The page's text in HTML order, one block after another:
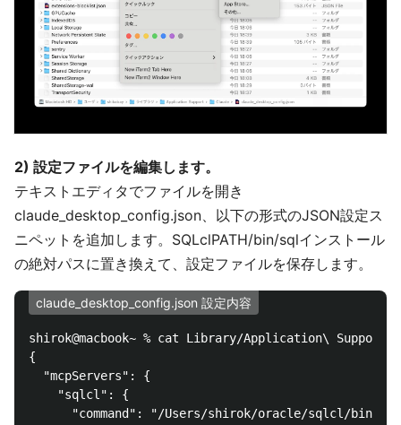
2) 設定ファイルを編集します。
テキストエディタでファイルを開き
claude_desktop_config.json、以下の形式のJSON設定ス
ニペットを追加します。SQLclPATH/bin/sqlインストール
の絶対パスに置き換えて、設定ファイルを保存します。
claude_desktop_config.json 設定内容
shirok@macbook~ % cat Library/Application\ Support/
{
  "mcpServers": {
    "sqlcl": {
"command": "/Users/shirok/oracle/sqlcl/bin/